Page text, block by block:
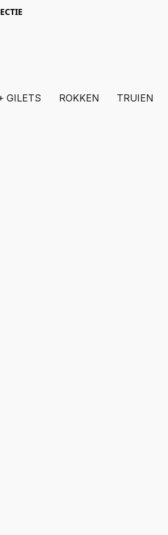
GILETS ROKKEN TRUIEN